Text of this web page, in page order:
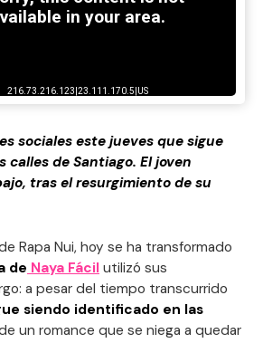
sociales este jueves que sigue
de Santiago. El joven
tras el resurgimiento de su
Rapa Nui, hoy se ha transformado
de Naya Fácil utilizó sus
a pesar del tiempo transcurrido
siendo identificado en las
un romance que se niega a quedar